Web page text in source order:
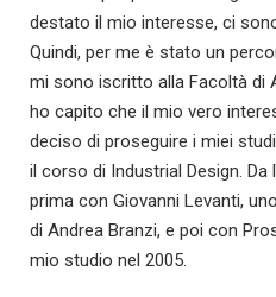
destato il mio interesse, ci
Quindi, per me è stato un
mi sono iscritto alla Facoltà di
ho capito che il mio vero
deciso di proseguire i miei
il corso di Industrial Design.
prima con Giovanni Levanti,
di Andrea Branzi, e poi con
mio studio nel 2005.